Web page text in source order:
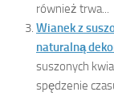
również trwa...
Wianek z
naturalną
suszonych
spędzenie